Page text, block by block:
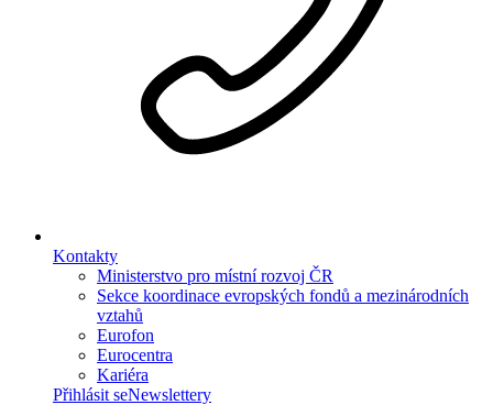
Kontakty
Ministerstvo pro místní rozvoj ČR
Sekce koordinace evropských fondů a mezinárodních
vztahů
Eurofon
Eurocentra
Kariéra
Přihlásit seNewslettery